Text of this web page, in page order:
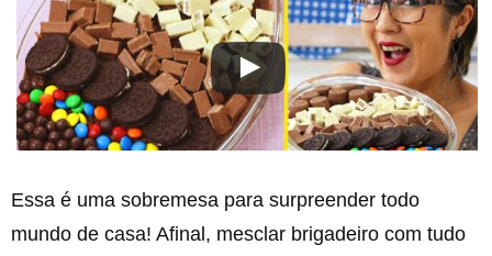
Essa é uma sobremesa para surpreender todo
mundo de casa! Afinal, mesclar brigadeiro com tudo